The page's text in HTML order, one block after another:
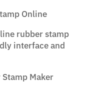
Online
rubber stamp
interface and
Maker